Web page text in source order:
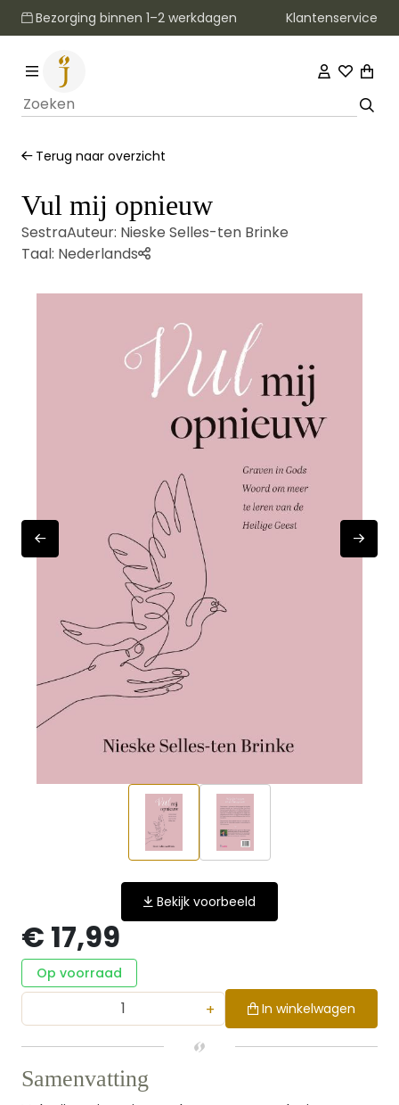
Bezorging binnen 1–2 werkdagen Klantenservice
Terug naar overzicht
Vul mij opnieuw
SestraAuteur: Nieske Selles-ten Brinke
Taal: Nederlands
Bekijk voorbeeld
€ 17,99
Op voorraad
+ In winkelwagen
Samenvatting